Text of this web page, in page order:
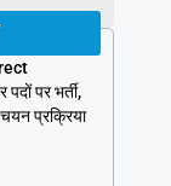
पर भर्ती,
प्रक्रिया